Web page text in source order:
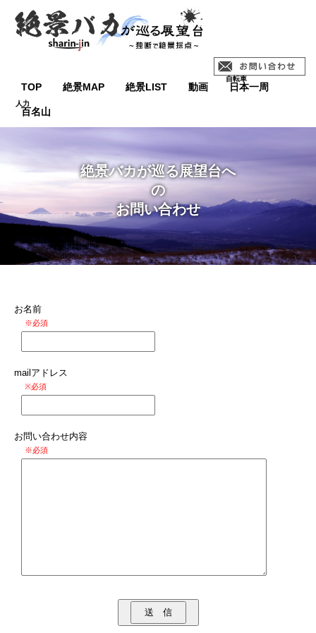
TOP 絶景MAP 絶景LIST 動画 日本一周
百名山
絶景バカが巡る展望台へ
の
お問い合わせ
お名前
※必須
mailアドレス
※必須
お問い合わせ内容
※必須